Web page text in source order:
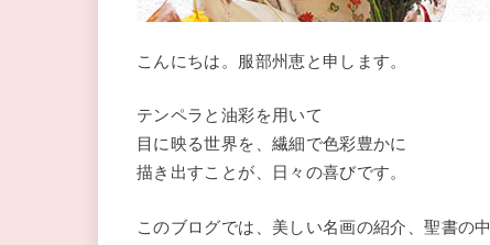
こんにちは。服部州恵と申します。
テンペラと油彩を用いて
目に映る世界を、繊細で色彩豊かに
描き出すことが、日々の喜びです。
このブログでは、美しい名画の紹介、聖書の中